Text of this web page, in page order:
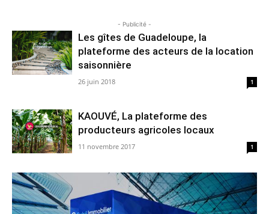
- Publicité -
Les gîtes de Guadeloupe, la
plateforme des acteurs de la location
saisonnière
26 juin 2018 1
KAOUVÉ, La plateforme des
producteurs agricoles locaux
11 novembre 2017 1